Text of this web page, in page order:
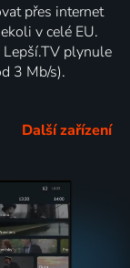
přes internet
v celé EU.
plynule
3 Mb/s).
Další zařízení